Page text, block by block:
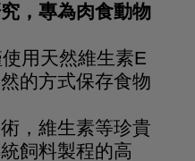
，專為肉食動物
用天然維生素E
的方式保存食物
，維生素等珍貴
飼料製程的高